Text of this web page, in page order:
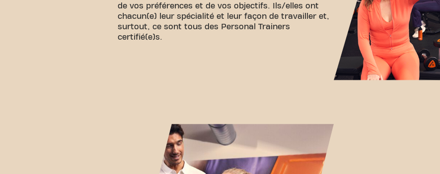
de vos préférences et de vos objectifs. Ils/elles ont
chacun(e) leur spécialité et leur façon de travailler et,
surtout, ce sont tous des Personal Trainers
certifié(e)s.